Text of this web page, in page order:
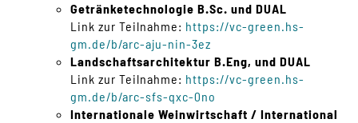
Getränketechnologie B.Sc. und DUAL
Link zur Teilnahme: https://vc-green.hs-
gm.de/b/arc-aju-nin-3ez
Landschaftsarchitektur B.Eng, und DUAL
Link zur Teilnahme: https://vc-green.hs-
gm.de/b/arc-sfs-qxc-0no
Internationale Weinwirtschaft / International